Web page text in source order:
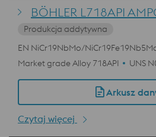
BÖHLER L718API
Produkcja addytywna
EN NiCr19NbMo/
Market grade Alloy 718API
UNS
Arkusz
Czytaj więcej